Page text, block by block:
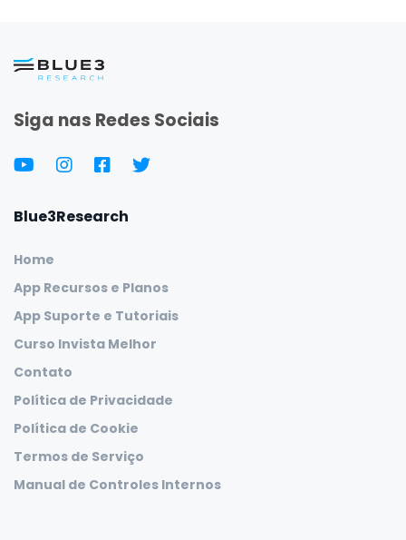
Siga nas Redes Sociais
Blue3Research
Home
App Recursos e Planos
App Suporte e Tutoriais
Curso Invista Melhor
Contato
Política de Privacidade
Política de Cookie
Termos de Serviço
Manual de Controles Internos